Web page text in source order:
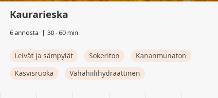
Kaurarieska
6 annosta 30 - 60 min
Leivät ja sämpylät Sokeriton
Kananmunaton
Kasvisruoka
Vähähiilihydraattinen